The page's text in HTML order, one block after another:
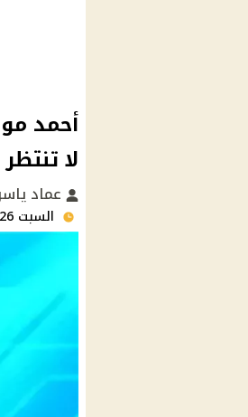
أحمد
لا
عماد
السبت 26/يوليو/2025 - 10:35 م